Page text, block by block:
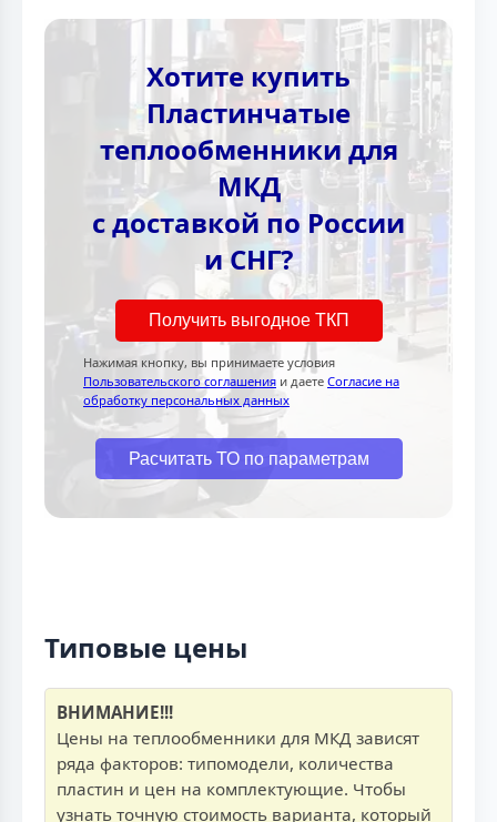
Хотите купить
Пластинчатые
теплообменники для
МКД
с доставкой по России
и СНГ?
Получить выгодное ТКП
Нажимая кнопку, вы принимаете условия
Пользовательского соглашения и даете Согласие на
обработку персональных данных
Расчитать ТО по параметрам
Типовые цены
ВНИМАНИЕ!!!
Цены на теплообменники для МКД зависят
ряда факторов: типомодели, количества
пластин и цен на комплектующие. Чтобы
узнать точную стоимость варианта, который